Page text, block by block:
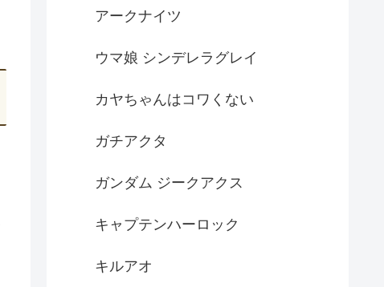
アークナイツ
ウマ娘 シンデレラグレイ
カヤちゃんはコワくない
ガチアクタ
ガンダム ジークアクス
キャプテンハーロック
キルアオ